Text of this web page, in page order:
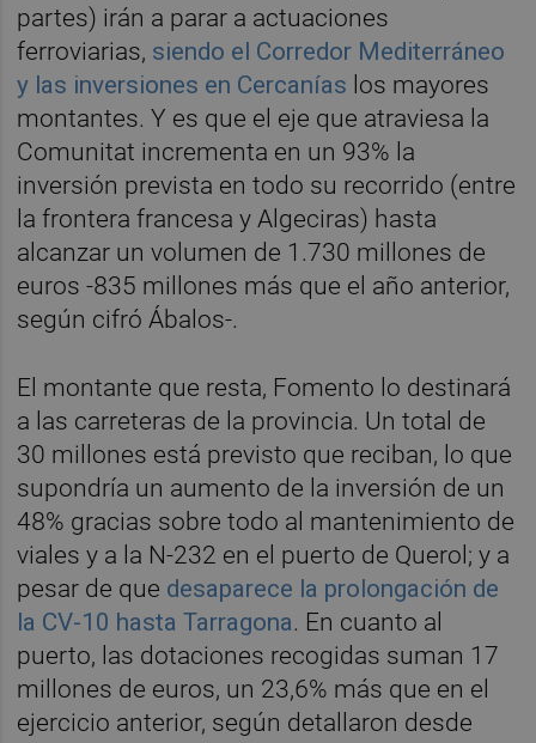
partes) irán a parar a actuaciones
ferroviarias, siendo el Corredor Mediterráneo
y las inversiones en Cercanías los mayores
montantes. Y es que el eje que atraviesa la
Comunitat incrementa en un 93% la
inversión prevista en todo su recorrido (entre
la frontera francesa y Algeciras) hasta
alcanzar un volumen de 1.730 millones de
euros -835 millones más que el año anterior,
según cifró Ábalos-.
El montante que resta, Fomento lo destinará
a las carreteras de la provincia. Un total de
30 millones está previsto que reciban, lo que
supondría un aumento de la inversión de un
48% gracias sobre todo al mantenimiento de
viales y a la N-232 en el puerto de Querol; y a
pesar de que desaparece la prolongación de
la CV-10 hasta Tarragona. En cuanto al
puerto, las dotaciones recogidas suman 17
millones de euros, un 23,6% más que en el
ejercicio anterior, según detallaron desde